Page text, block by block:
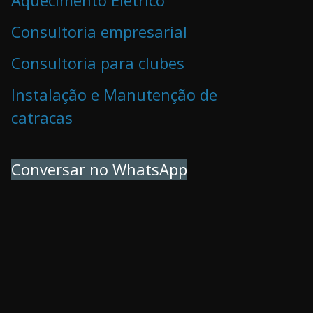
Consultoria empresarial
Consultoria para clubes
Instalação e Manutenção de
catracas
Conversar no WhatsApp